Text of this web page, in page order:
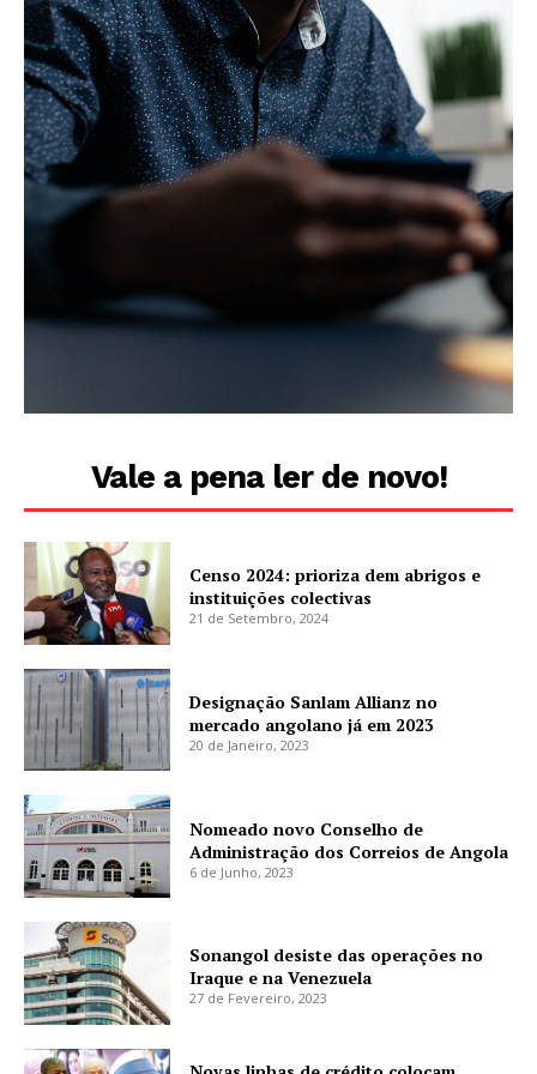
Vale a pena ler de novo!
Censo 2024: prioriza dem abrigos e
instituições colectivas
21 de Setembro, 2024
Designação Sanlam Allianz no
mercado angolano já em 2023
20 de Janeiro, 2023
Nomeado novo Conselho de
Administração dos Correios de Angola
6 de Junho, 2023
Sonangol desiste das operações no
Iraque e na Venezuela
27 de Fevereiro, 2023